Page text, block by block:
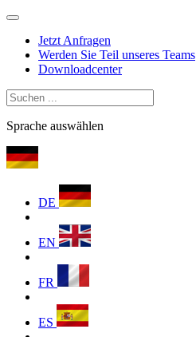
Jetzt Anfragen
Werden Sie Teil unseres Teams
Downloadcenter
Sprache auswählen
DE
EN
FR
ES